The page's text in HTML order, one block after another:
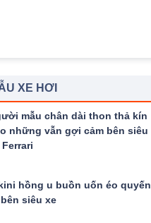
XE HƠI
mẫu chân dài thon thả kín
những vẫn gợi cảm bên siêu
hồng u buồn uốn éo quyến
siêu xe